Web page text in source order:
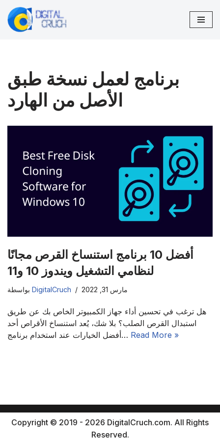
تخطى
برنامج لعمل نسخة طبق
الأصل من الهارد
أفضل 10 برنامج استنساخ القرص مجانًا
لنظامي التشغيل ويندوز 10 و11
DigitalCruch مارس 31, 2022
هل ترغب في تحسين أداء جهاز الكمبيوتر الخاص بك عن طريق
استبدال القرص الصلب؟ بلا شك، يُعد استنساخ الأقراص أحد
أفضل الخيارات عند استخدام برنامج… Read More »
Copyright © 2019 - 2026 DigitalCruch.com. All Rights
Reserved.